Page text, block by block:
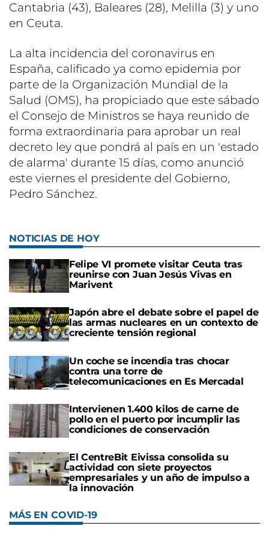
Cantabria (43), Baleares (28), Melilla (3) y uno
en Ceuta.
La alta incidencia del coronavirus en
España, calificado ya como epidemia por
parte de la Organización Mundial de la
Salud (OMS), ha propiciado que este sábado
el Consejo de Ministros se haya reunido de
forma extraordinaria para aprobar un real
decreto ley que pondrá al país en un 'estado
de alarma' durante 15 días, como anunció
este viernes el presidente del Gobierno,
Pedro Sánchez.
NOTICIAS DE HOY
Felipe VI promete visitar Ceuta tras
reunirse con Juan Jesús Vivas en
Marivent
Japón abre el debate sobre el papel de
las armas nucleares en un contexto de
creciente tensión regional
Un coche se incendia tras chocar
contra una torre de
telecomunicaciones en Es Mercadal
Intervienen 1.400 kilos de carne de
pollo en el puerto por incumplir las
condiciones de conservación
El CentreBit Eivissa consolida su
actividad con siete proyectos
empresariales y un año de impulso a
la innovación
MÁS EN COVID-19